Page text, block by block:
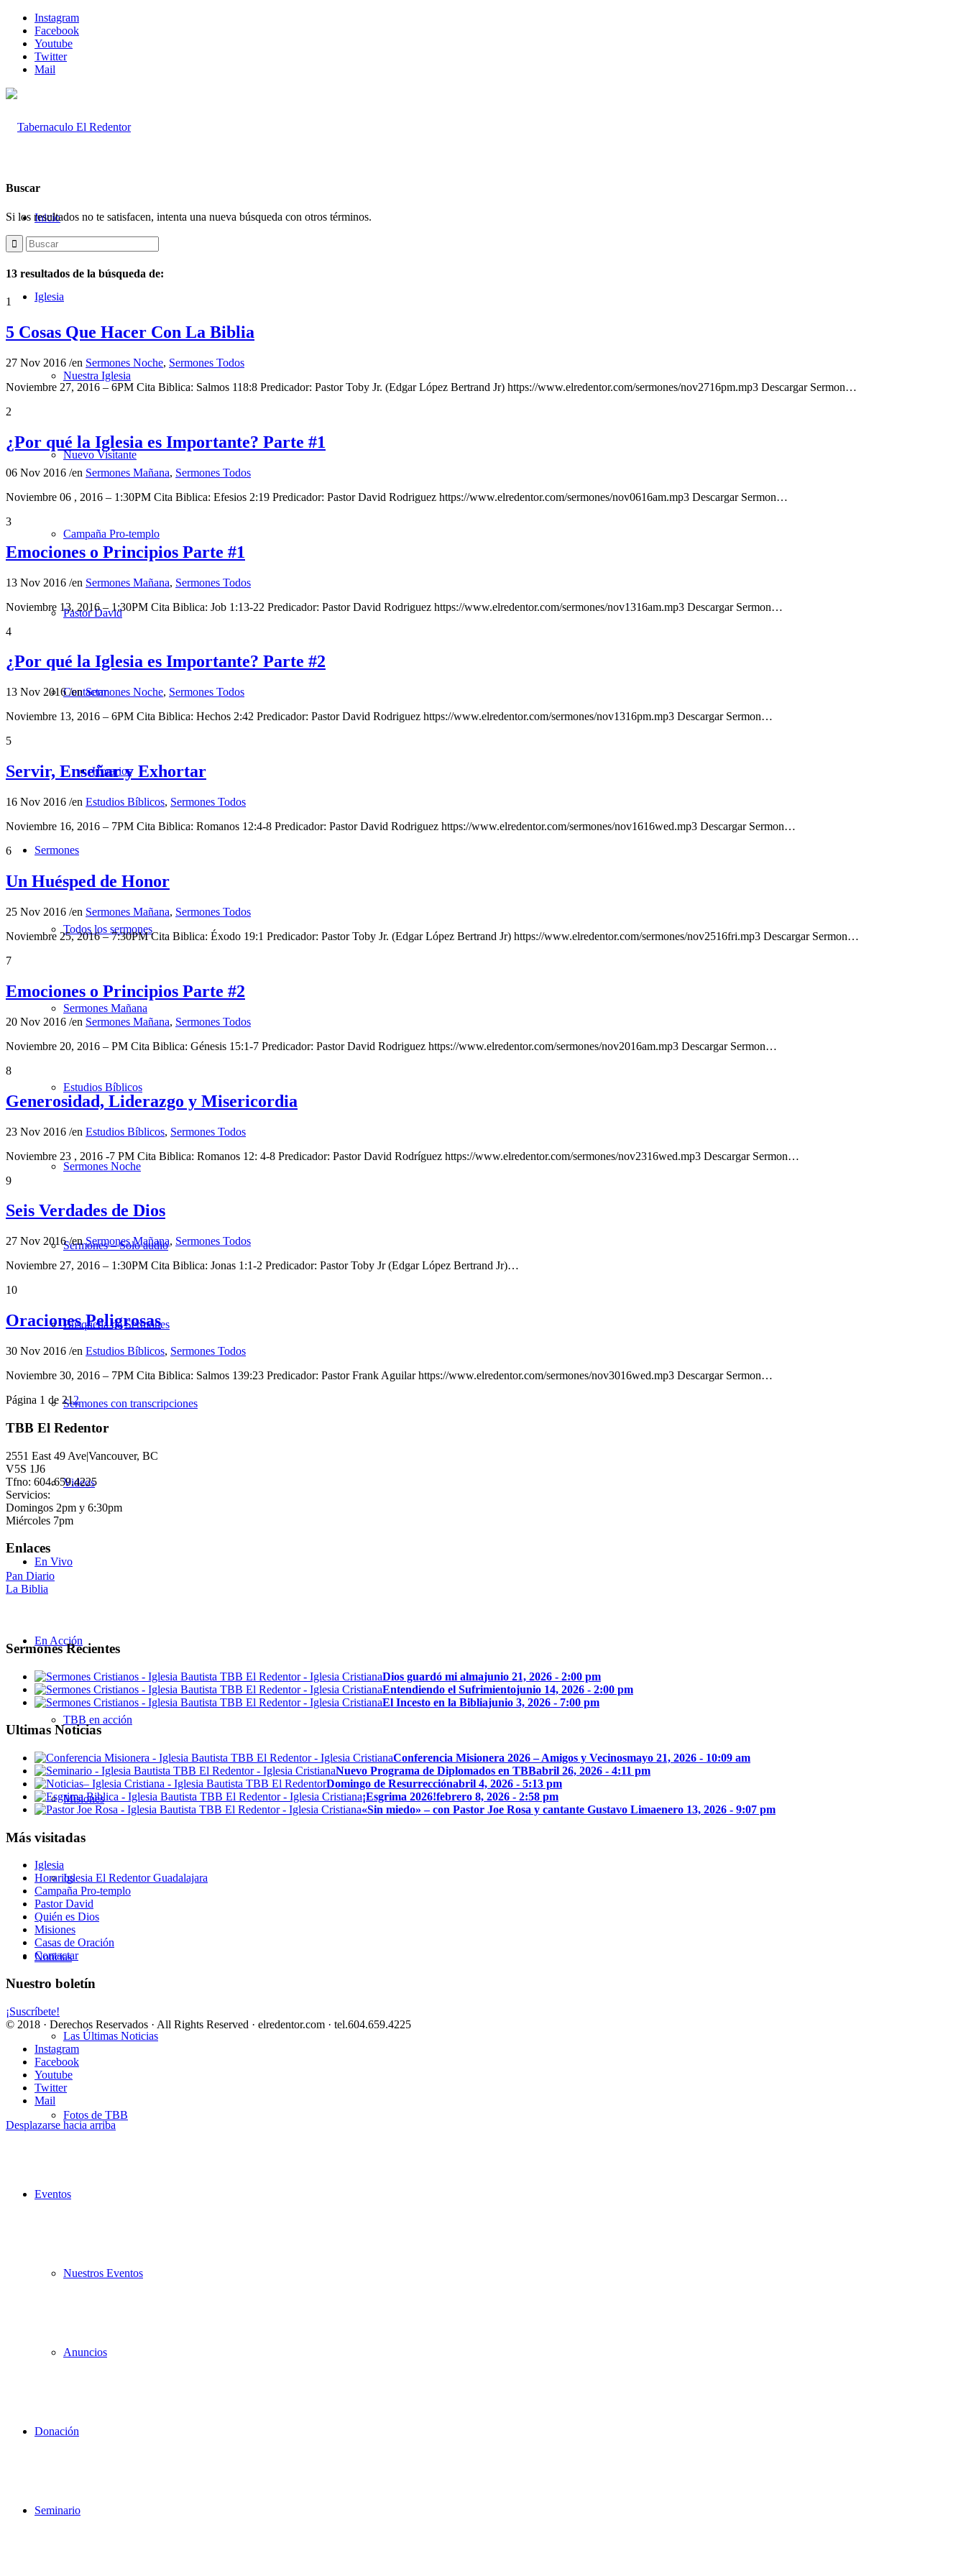
Instagram
Facebook
Youtube
Twitter
Mail
Inicio
Iglesia
Nuestra Iglesia
Nuevo Visitante
Campaña Pro-templo
Pastor David
Contactar
Horarios
Sermones
Todos los sermones
Sermones Mañana
Estudios Bíblicos
Sermones Noche
Sermones – Solo audio
Búsqueda de Sermones
Sermones con transcripciones
Videos
En Vivo
En Acción
TBB en acción
Misiones
Iglesia El Redentor Guadalajara
Noticias
Las Últimas Noticias
Fotos de TBB
Eventos
Nuestros Eventos
Anuncios
Donación
Seminario
Buscar
Si los resultados no te satisfacen, intenta una nueva búsqueda con otros términos.
13 resultados de la búsqueda de:
1
5 Cosas Que Hacer Con La Biblia
27 Nov 2016 /en Sermones Noche, Sermones Todos
Noviembre 27, 2016 – 6PM Cita Biblica: Salmos 118:8 Predicador: Pastor Toby Jr. (Edgar López Bertrand Jr) https://www.elredentor.com/sermones/nov2716pm.mp3 Descargar Sermon…
2
¿Por qué la Iglesia es Importante? Parte #1
06 Nov 2016 /en Sermones Mañana, Sermones Todos
Noviembre 06 , 2016 – 1:30PM Cita Biblica: Efesios 2:19 Predicador: Pastor David Rodriguez https://www.elredentor.com/sermones/nov0616am.mp3 Descargar Sermon…
3
Emociones o Principios Parte #1
13 Nov 2016 /en Sermones Mañana, Sermones Todos
Noviembre 13, 2016 – 1:30PM Cita Biblica: Job 1:13-22 Predicador: Pastor David Rodriguez https://www.elredentor.com/sermones/nov1316am.mp3 Descargar Sermon…
4
¿Por qué la Iglesia es Importante? Parte #2
13 Nov 2016/enSermones Noche, Sermones Todos
Noviembre 13, 2016 – 6PM Cita Biblica: Hechos 2:42 Predicador: Pastor David Rodriguez https://www.elredentor.com/sermones/nov1316pm.mp3 Descargar Sermon…
5
Servir, Enseñar y Exhortar
16 Nov 2016 /en Estudios Bíblicos, Sermones Todos
Noviembre 16, 2016 – 7PM Cita Biblica: Romanos 12:4-8 Predicador: Pastor David Rodriguez https://www.elredentor.com/sermones/nov1616wed.mp3 Descargar Sermon…
6
Un Huésped de Honor
25 Nov 2016 /en Sermones Mañana, Sermones Todos
Noviembre 25, 2016 – 7:30PM Cita Biblica: Éxodo 19:1 Predicador: Pastor Toby Jr. (Edgar López Bertrand Jr) https://www.elredentor.com/sermones/nov2516fri.mp3 Descargar Sermon…
7
Emociones o Principios Parte #2
20 Nov 2016 /en Sermones Mañana, Sermones Todos
Noviembre 20, 2016 – PM Cita Biblica: Génesis 15:1-7 Predicador: Pastor David Rodriguez https://www.elredentor.com/sermones/nov2016am.mp3 Descargar Sermon…
8
Generosidad, Liderazgo y Misericordia
23 Nov 2016 /en Estudios Bíblicos, Sermones Todos
Noviembre 23 , 2016 -7 PM Cita Biblica: Romanos 12: 4-8 Predicador: Pastor David Rodríguez https://www.elredentor.com/sermones/nov2316wed.mp3 Descargar Sermon…
9
Seis Verdades de Dios
27 Nov 2016/enSermones Mañana, Sermones Todos
Noviembre 27, 2016 – 1:30PM Cita Biblica: Jonas 1:1-2 Predicador: Pastor Toby Jr (Edgar López Bertrand Jr)…
10
Oraciones Peligrosas
30 Nov 2016 /en Estudios Bíblicos, Sermones Todos
Noviembre 30, 2016 – 7PM Cita Biblica: Salmos 139:23 Predicador: Pastor Frank Aguilar https://www.elredentor.com/sermones/nov3016wed.mp3 Descargar Sermon…
Página 1 de 212
TBB El Redentor
2551 East 49 Ave|Vancouver, BC
V5S 1J6
Tfno: 604.659.4225
Servicios:
Domingos 2pm y 6:30pm
Miércoles 7pm
Enlaces
Pan Diario
La Biblia
Sermones Recientes
Dios guardó mi almajunio 21, 2026 - 2:00 pm
Entendiendo el Sufrimientojunio 14, 2026 - 2:00 pm
El Incesto en la Bibliajunio 3, 2026 - 7:00 pm
Ultimas Noticias
Conferencia Misionera 2026 – Amigos y Vecinosmayo 21, 2026 - 10:09 am
Nuevo Programa de Diplomados en TBBabril 26, 2026 - 4:11 pm
Domingo de Resurrecciónabril 4, 2026 - 5:13 pm
¡Esgrima 2026!febrero 8, 2026 - 2:58 pm
«Sin miedo» – con Pastor Joe Rosa y cantante Gustavo Limaenero 13, 2026 - 9:07 pm
Más visitadas
Iglesia
Horarios
Campaña Pro-templo
Pastor David
Quién es Dios
Misiones
Casas de Oración
Contactar
Nuestro boletín
¡Suscríbete!
© 2018 · Derechos Reservados · All Rights Reserved · elredentor.com · tel.604.659.4225
Instagram
Facebook
Youtube
Twitter
Mail
Desplazarse hacia arriba